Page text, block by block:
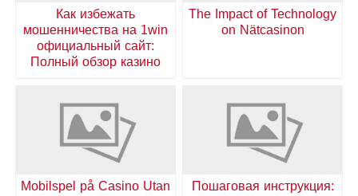
The Impact of Technology
on Nätcasinon
Как избежать
мошенничества на 1win
официальный сайт:
Полный обзор казино
Пошаговая инструкция:
Mobilspel på Casino Utan